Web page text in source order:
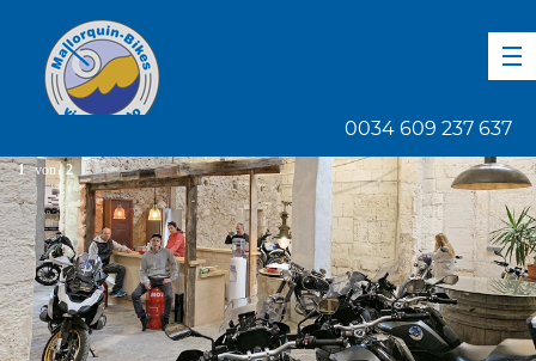
0034 609 237 637
1 von 2